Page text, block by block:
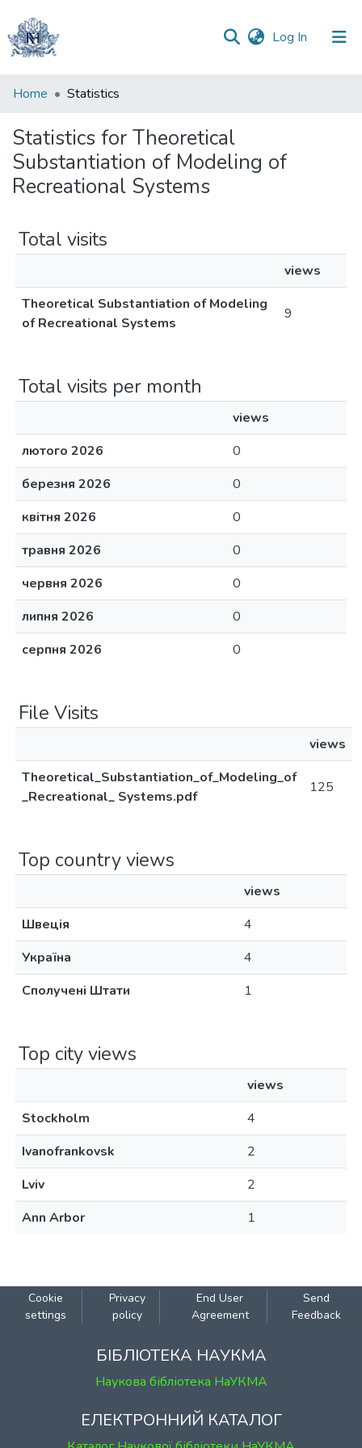
Log In (current)
Communities
Collections
All of DSpace
Home Statistics
Statistics for Theoretical
Substantiation of Modeling of
Recreational Systems
Total visits
views
Theoretical Substantiation of Modeling
of Recreational Systems
9
Total visits per month
views
лютого 2026
0
березня 2026
0
квітня 2026
0
травня 2026
0
червня 2026
0
липня 2026
0
серпня 2026
0
File Visits
views
Theoretical_Substantiation_of_Modeling_of
_Recreational_ Systems.pdf
125
Top country views
views
Швеція
4
Україна
4
Сполучені Штати
1
Top city views
views
Stockholm
4
Ivanofrankovsk
2
Lviv
2
Ann Arbor
1
Cookie
settings
Privacy
policy
End User
Agreement
Send
Feedback
БІБЛІОТЕКА НАУКМА
Наукова бібліотека НаУКМА
ЕЛЕКТРОННИЙ КАТАЛОГ